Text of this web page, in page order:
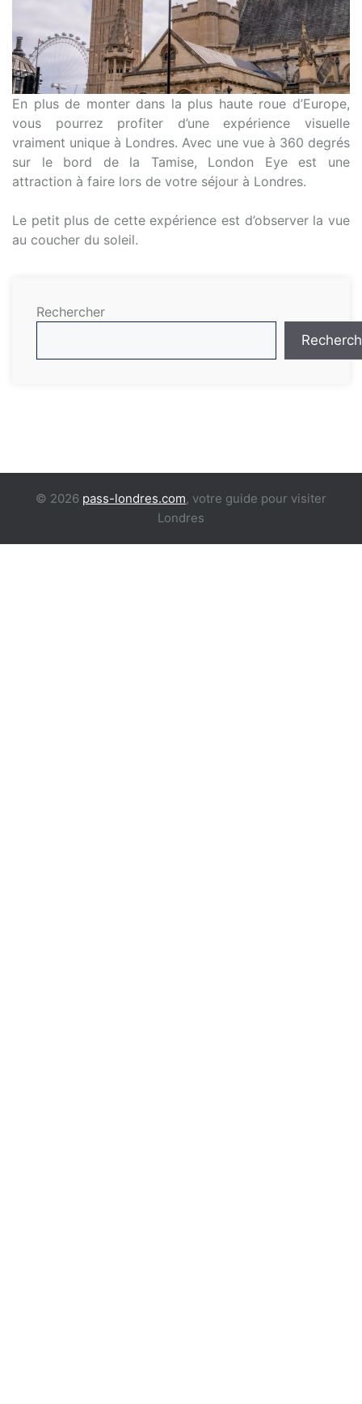
En plus de monter dans la plus haute roue d’Europe,
vous pourrez profiter d’une expérience visuelle
vraiment unique à Londres. Avec une vue à 360 degrés
sur le bord de la Tamise, London Eye est une
attraction à faire lors de votre séjour à Londres.
Le petit plus de cette expérience est d’observer la vue
au coucher du soleil.
Rechercher
© 2026 pass-londres.com, votre guide pour visiter
Londres